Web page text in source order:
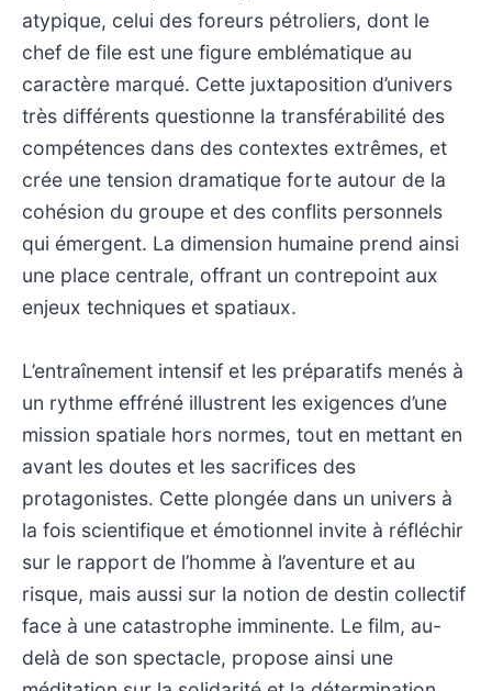
atypique, celui des foreurs pétroliers, dont le
chef de file est une figure emblématique au
caractère marqué. Cette juxtaposition d’univers
très différents questionne la transférabilité des
compétences dans des contextes extrêmes, et
crée une tension dramatique forte autour de la
cohésion du groupe et des conflits personnels
qui émergent. La dimension humaine prend ainsi
une place centrale, offrant un contrepoint aux
enjeux techniques et spatiaux.
L’entraînement intensif et les préparatifs menés à
un rythme effréné illustrent les exigences d’une
mission spatiale hors normes, tout en mettant en
avant les doutes et les sacrifices des
protagonistes. Cette plongée dans un univers à
la fois scientifique et émotionnel invite à réfléchir
sur le rapport de l’homme à l’aventure et au
risque, mais aussi sur la notion de destin collectif
face à une catastrophe imminente. Le film, au-
delà de son spectacle, propose ainsi une